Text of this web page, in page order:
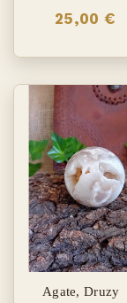
25,00 €
Agate, Druzy